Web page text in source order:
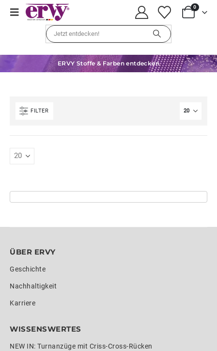
0
ERVY Stoffe & Farben entdecken
FILTER
ÜBER ERVY
Geschichte
Nachhaltigkeit
Karriere
WISSENSWERTES
NEW IN: Turnanzüge mit Criss-Cross-Rücken